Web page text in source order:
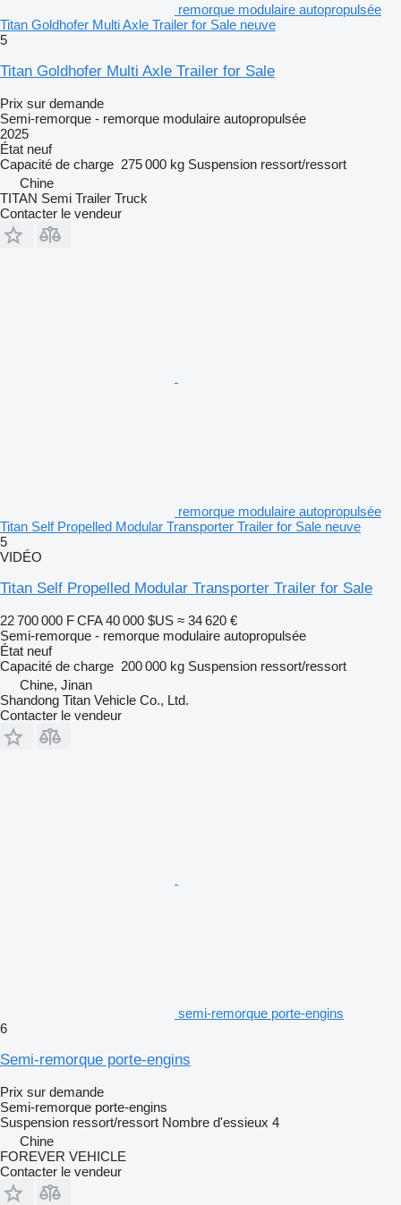
remorque modulaire autopropulsée
Titan Goldhofer Multi Axle Trailer for Sale neuve
5
Titan Goldhofer Multi Axle Trailer for Sale
Prix sur demande
Semi-remorque - remorque modulaire autopropulsée
2025
État neuf
Capacité de charge 275 000 kg Suspension ressort/ressort
Chine
TITAN Semi Trailer Truck
Contacter le vendeur
remorque modulaire autopropulsée
Titan Self Propelled Modular Transporter Trailer for Sale neuve
5
VIDÉO
Titan Self Propelled Modular Transporter Trailer for Sale
22 700 000 F CFA 40 000 $US ≈ 34 620 €
Semi-remorque - remorque modulaire autopropulsée
État neuf
Capacité de charge 200 000 kg Suspension ressort/ressort
Chine, Jinan
Shandong Titan Vehicle Co., Ltd.
Contacter le vendeur
semi-remorque porte-engins
6
Semi-remorque porte-engins
Prix sur demande
Semi-remorque porte-engins
Suspension ressort/ressort Nombre d'essieux 4
Chine
FOREVER VEHICLE
Contacter le vendeur